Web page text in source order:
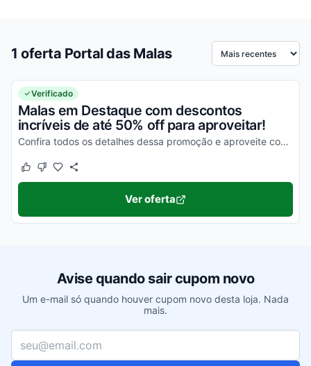
1 oferta Portal das Malas Ordenar por
Verificado
Malas em Destaque com descontos
incríveis de até 50% off para aproveitar!
Confira todos os detalhes dessa promoção e aproveite com vantagens simplesmente incríveis!
Este cupom funcionou
Este cupom não funcionou
Ver oferta
Avise quando sair cupom novo
Um e-mail só quando houver cupom novo desta loja. Nada
mais.